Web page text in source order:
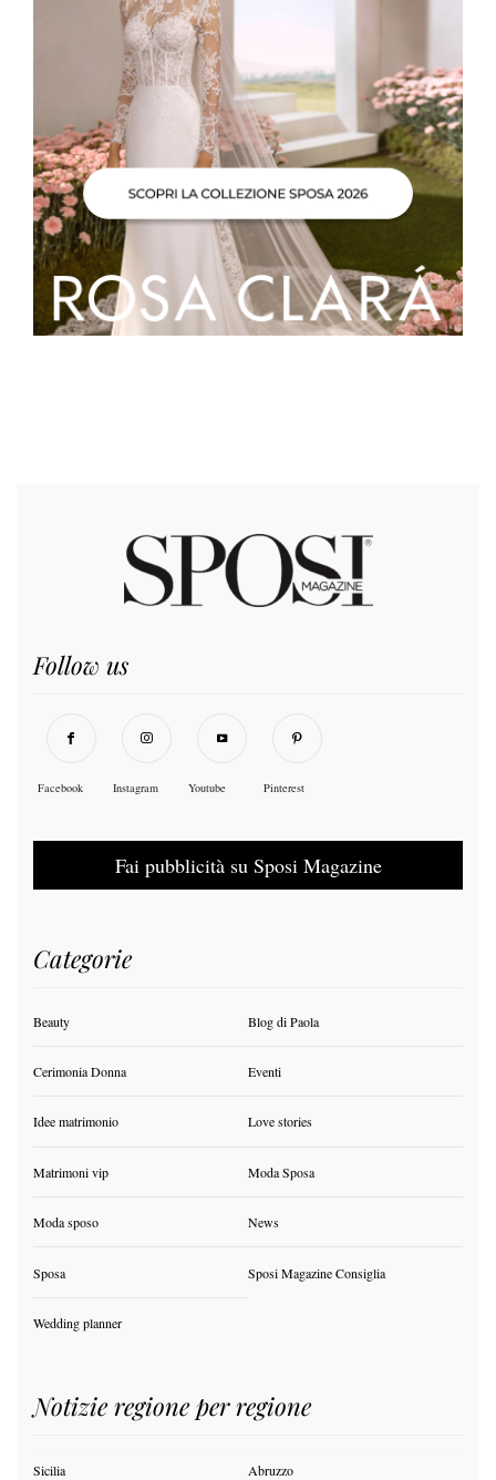
Follow us
Facebook Instagram Youtube Pinterest
Fai pubblicità su Sposi Magazine
Categorie
Beauty Blog di Paola
Cerimonia Donna Eventi
Idee matrimonio Love stories
Matrimoni vip Moda Sposa
Moda sposo News
Sposa Sposi Magazine Consiglia
Wedding planner
Notizie regione per regione
Sicilia Abruzzo